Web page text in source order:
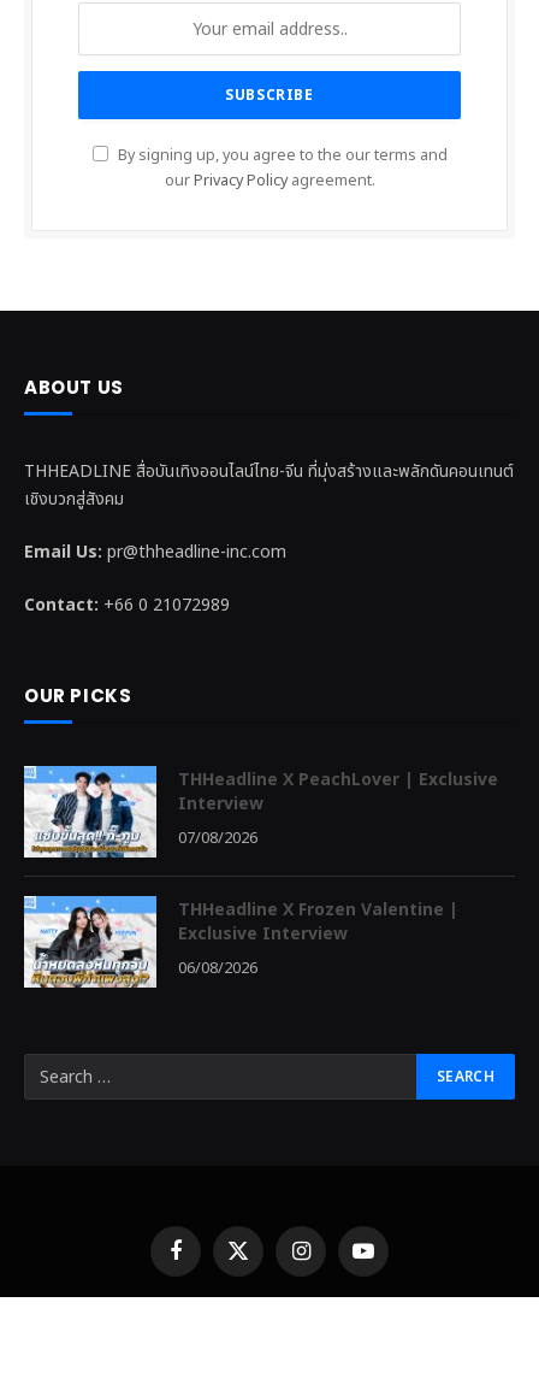
By signing up, you agree to the our terms and
ourPrivacy Policyagreement.
ABOUT US
THHEADLINE สื่อบันเทิงออนไลน์ไทย-จีน ที่มุ่งสร้างและพลักดันคอนเทนต์
เชิงบวกสู่สังคม
Email Us: pr@thheadline-inc.com
Contact: +66 0 21072989
OUR PICKS
THHeadline X PeachLover | Exclusive
Interview
07/08/2026
THHeadline X Frozen Valentine |
Exclusive Interview
06/08/2026
FacebookX
(Twitter)
InstagramYouTube